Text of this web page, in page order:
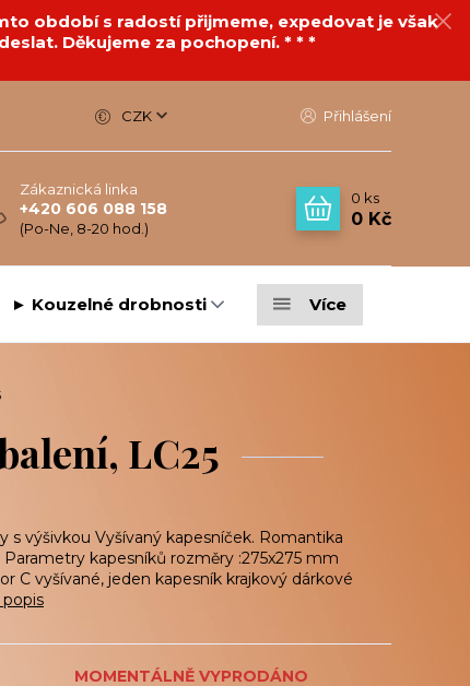
období s radostí přijmeme, expedovat je však
Děkujeme za pochopení. * * *
CZK Přihlášení
Zákaznická linka
+420 606 088 158
(Po-Ne, 8-20 hod.)
0 ks
0 Kč
► Kouzelné drobnosti Více
LC25
s výšivkou Vyšívaný kapesníček. Romantika
kapesníků rozměry :275x275 mm
C vyšívané, jeden kapesník krajkový dárkové
popis
MOMENTÁLNĚ VYPRODÁNO